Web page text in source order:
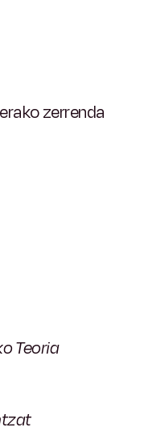
zerrenda
Teoria